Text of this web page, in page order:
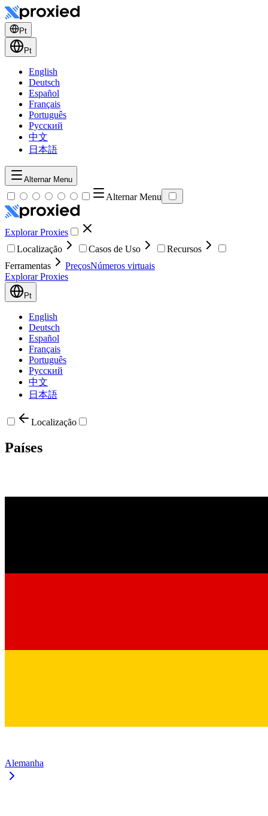
Pt
Pt
English
Deutsch
Español
Français
Português
Русский
中文
日本語
Alternar Menu
Alternar Menu
Explorar Proxies
Localização
Casos de Uso
Recursos
Ferramentas
PreçosNúmeros virtuais
Explorar Proxies
Pt
English
Deutsch
Español
Français
Português
Русский
中文
日本語
Localização
Países
Alemanha